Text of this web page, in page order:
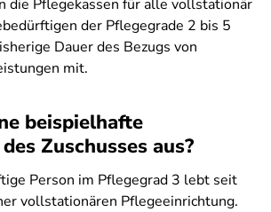
die Pflegekassen für alle vollstationär
der Pflegegrade 2 bis 5
Dauer des Bezugs von
mit.
beispielhafte
Zuschusses aus?
Person im Pflegegrad 3 lebt seit
vollstationären Pflegeeinrichtung.